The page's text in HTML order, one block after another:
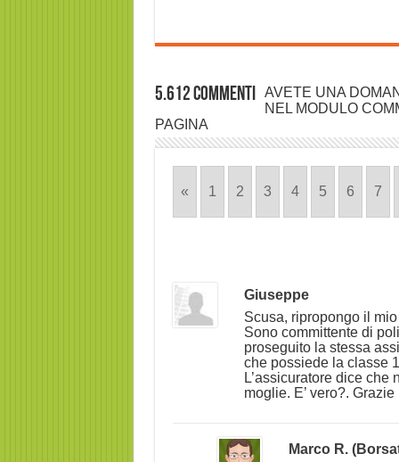
5.612 commenti
AVETE UNA
NEL MODULO
PAGINA
« 1 2 3 4 5 6 7
Giuseppe
Scusa, ripropongo il
Sono committente di
proseguito la stessa
che possiede la classe
L’assicuratore dice
moglie. E’ vero?. Grazie
Marco R.